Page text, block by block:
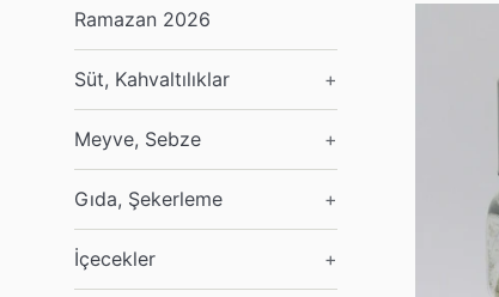
Ramazan 2026
Süt, Kahvaltılıklar +
Meyve, Sebze +
Gıda, Şekerleme +
İçecekler +